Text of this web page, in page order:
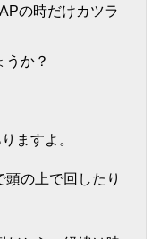
の時だけカツラ
うか？
ますよ。
の上で回したり